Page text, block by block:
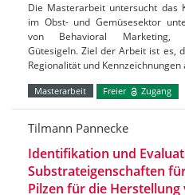
Die Masterarbeit untersucht das
im Obst- und Gemüsesektor
von Behavioral Marketing,
Gütesigeln. Ziel der Arbeit ist es,
Regionalität und
Masterarbeit Freier Zugang
Tilmann Pannecke
Identifikation und
Substrateigenschaften
Pilzen für die